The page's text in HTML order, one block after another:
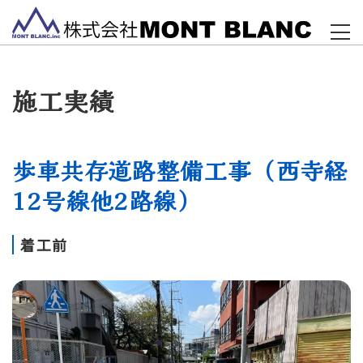
施工実績
歩車共存道路整備工事（西寺経
12号線他2路線）
着工前